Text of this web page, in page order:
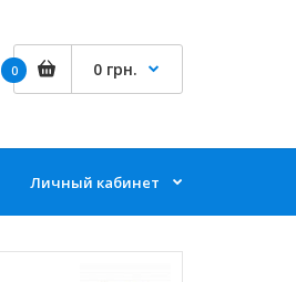
0 0 грн.
Личный кабинет